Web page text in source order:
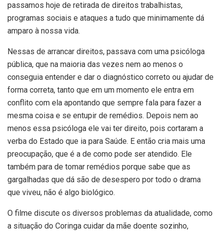
passamos hoje de retirada de direitos trabalhistas,
programas sociais e ataques a tudo que minimamente dá
amparo à nossa vida.
Nessas de arrancar direitos, passava com uma psicóloga
pública, que na maioria das vezes nem ao menos o
conseguia entender e dar o diagnóstico correto ou ajudar de
forma correta, tanto que em um momento ele entra em
conflito com ela apontando que sempre fala para fazer a
mesma coisa e se entupir de remédios. Depois nem ao
menos essa psicóloga ele vai ter direito, pois cortaram a
verba do Estado que ia para Saúde. E então cria mais uma
preocupação, que é a de como pode ser atendido. Ele
também para de tomar remédios porque sabe que as
gargalhadas que dá são de desespero por todo o drama
que viveu, não é algo biológico.
O filme discute os diversos problemas da atualidade, como
a situação do Coringa cuidar da mãe doente sozinho,